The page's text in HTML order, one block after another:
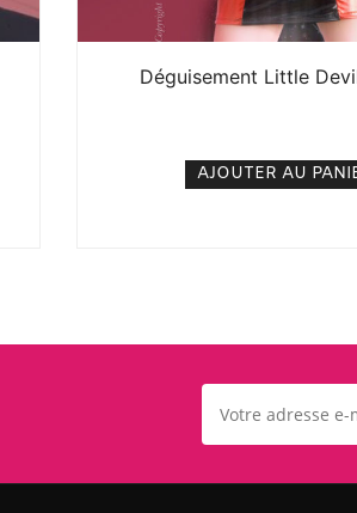
Déguisement Little
AJOUTER AU